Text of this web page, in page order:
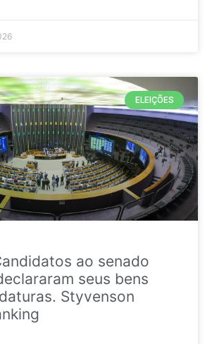
ELEIÇÕES
ao senado
seus bens
Styvenson